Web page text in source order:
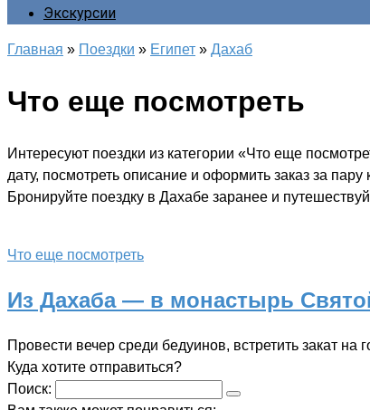
Экскурсии
Главная » Поездки » Египет » Дахаб
Что еще посмотреть
Интересуют поездки из категории «Что еще
дату, посмотреть описание и оформить заказ за
Бронируйте поездку в Дахабе заранее и
Что еще посмотреть
Из Дахаба — в монастырь
Провести вечер среди бедуинов, встретить закат
Куда хотите отправиться?
Поиск: